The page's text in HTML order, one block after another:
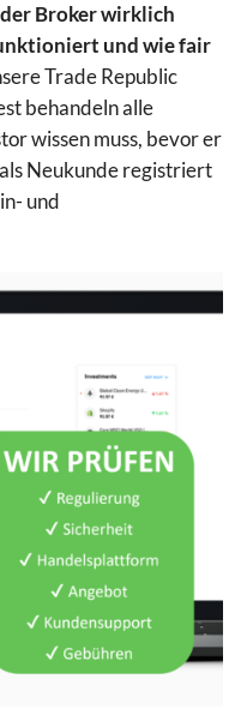
Broker wirklich
und wie fair
Trade Republic
behandeln alle
wissen muss, bevor er
Neukunde registriert
und